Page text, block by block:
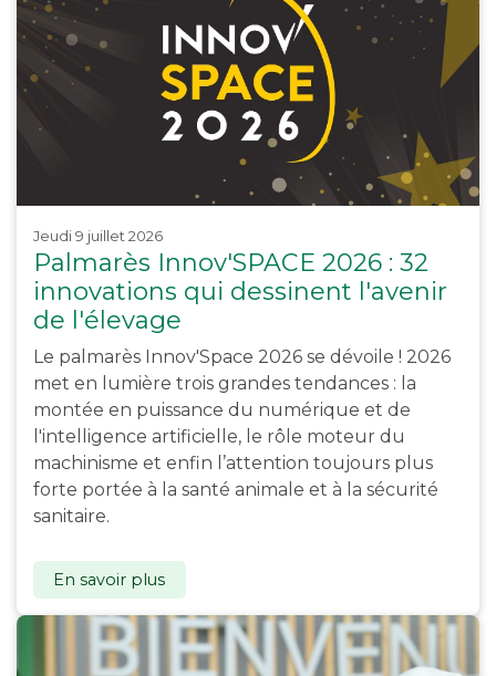
jeudi 9 juillet 2026
Palmarès Innov'SPACE 2026 : 32
innovations qui dessinent l'avenir
de l'élevage
Le palmarès Innov'Space 2026 se dévoile ! 2026
met en lumière trois grandes tendances : la
montée en puissance du numérique et de
l'intelligence artificielle, le rôle moteur du
machinisme et enfin l’attention toujours plus
forte portée à la santé animale et à la sécurité
sanitaire.
En savoir plus